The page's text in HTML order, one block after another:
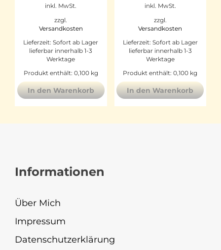
inkl. MwSt.
zzgl.
Versandkosten
Lieferzeit:Sofort ab Lager
lieferbar innerhalb 1-3
Werktage
Produkt enthält: 0,100 kg
In den Warenkorb
inkl. MwSt.
zzgl.
Versandkosten
Lieferzeit: Sofort ab Lager
lieferbar innerhalb 1-3
Werktage
Produkt enthält: 0,100 kg
In den Warenkorb
Informationen
Über Mich
Impressum
Datenschutzerklärung